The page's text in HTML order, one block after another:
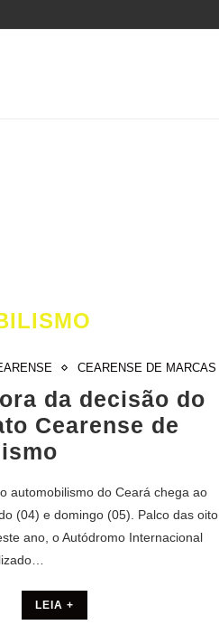
CEARENSE DE MARCAS
da decisão do
Cearense de
automobilismo do Ceará chega ao
(04) e domingo (05). Palco das oito
ano, o Autódromo Internacional
LEIA +